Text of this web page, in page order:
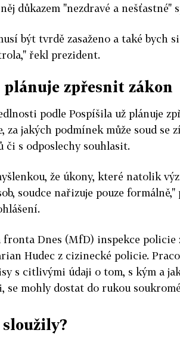
důkazem "nezdravé a nešťastné"
být tvrdě zasaženo a také bych
řekl prezident.
zpřesnit zákon
podle Pospíšila už plánuje
za jakých podmínek může soud se
či s odposlechy souhlasit.
že úkony, které natolik
soudce nařizuje pouze formálně,"
fronta Dnes (MfD) inspekce policie
Hudec z cizinecké policie.
s citlivými údaji o tom, s kým a
se mohly dostat do rukou